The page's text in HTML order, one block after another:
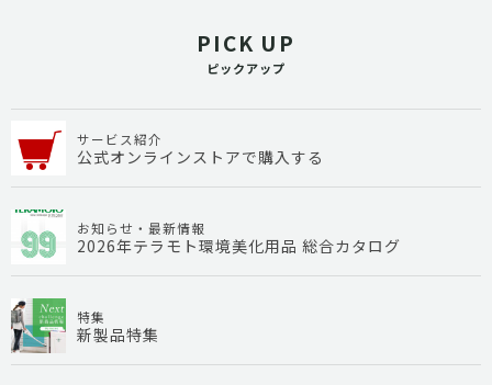
PICK UP
ピックアップ
サービス紹介
公式オンラインストアで購入する
お知らせ・最新情報
2026年テラモト環境美化用品 総合カタログ
特集
新製品特集